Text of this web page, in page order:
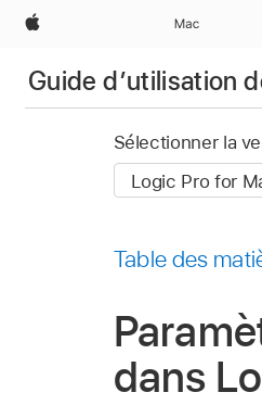
Apple Mac
Guide d’utilisation
Sélectionner la
Table des
dans